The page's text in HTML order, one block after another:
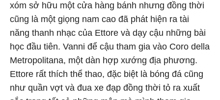
xóm sở hữu một cửa hàng bánh nhưng đồng thời
cũng là một giọng nam cao đã phát hiện ra tài
năng thanh nhạc của Ettore và dạy cậu những bài
học đầu tiên. Vanni để cậu tham gia vào Coro della
Metropolitana, một dàn hợp xướng địa phương.
Ettore rất thích thể thao, đặc biệt là bóng đá cũng
như quần vợt và đua xe đạp đồng thời tỏ ra xuất